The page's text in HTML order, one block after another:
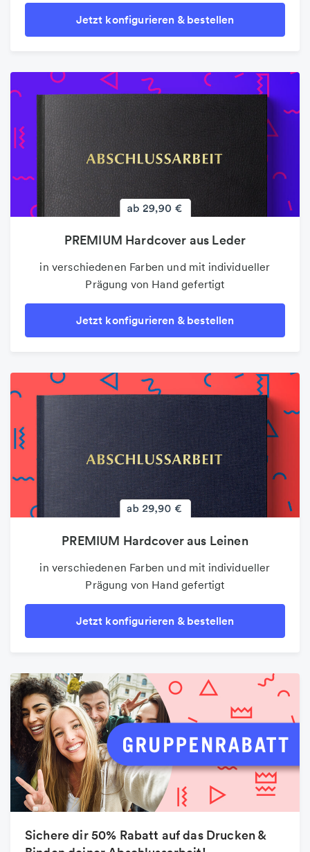
Jetzt konfigurieren & bestellen
PREMIUM Hardcover aus Leder
in verschiedenen Farben und mit individueller
Prägung von Hand gefertigt
Jetzt konfigurieren & bestellen
PREMIUM Hardcover aus Leinen
in verschiedenen Farben und mit individueller
Prägung von Hand gefertigt
Jetzt konfigurieren & bestellen
Sichere dir 50% Rabatt auf das Drucken &
Jetzt konfigurieren & bestellen